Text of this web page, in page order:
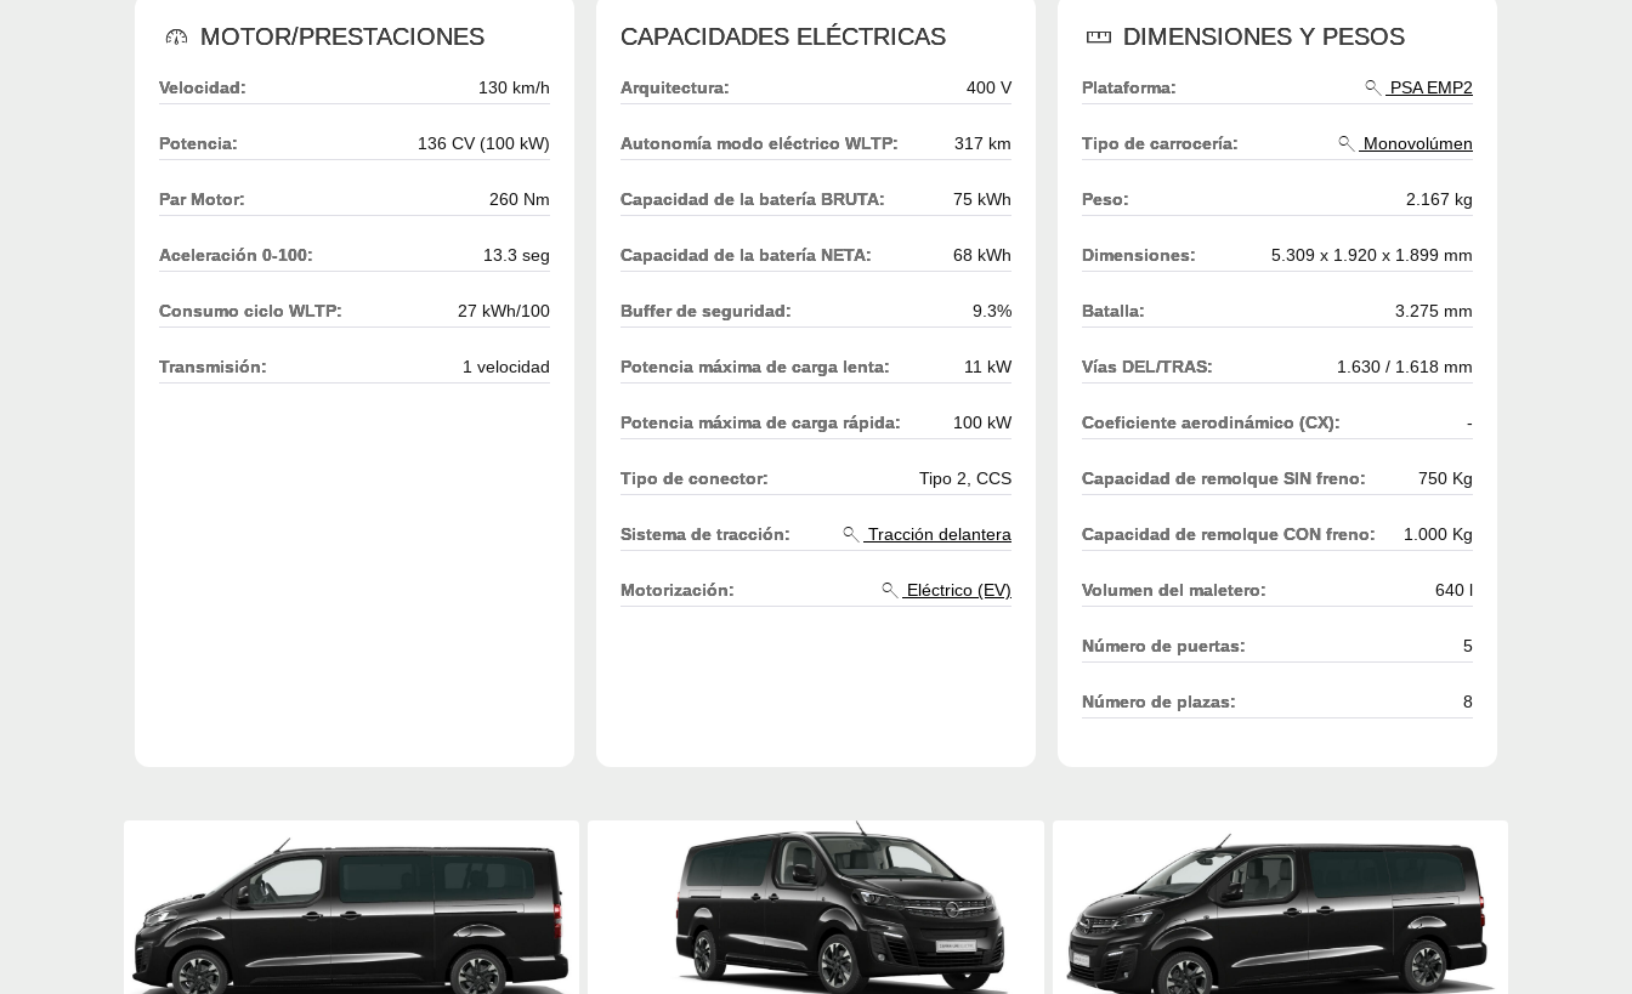
MOTOR/PRESTACIONES
Velocidad: 130 km/h
Potencia: 136 CV (100 kW)
Par Motor: 260 Nm
Aceleración 0-100: 13.3 seg
Consumo ciclo WLTP: 27 kWh/100
Transmisión: 1 velocidad
CAPACIDADES ELÉCTRICAS
Arquitectura: 400 V
Autonomía modo eléctrico WLTP: 317 km
Capacidad de la batería BRUTA: 75 kWh
Capacidad de la batería NETA: 68 kWh
Buffer de seguridad: 9.3%
Potencia máxima de carga lenta: 11 kW
Potencia máxima de carga rápida: 100 kW
Tipo de conector: Tipo 2, CCS
Sistema de tracción: Tracción delantera
Motorización: Eléctrico (EV)
DIMENSIONES Y PESOS
Plataforma: PSA EMP2
Tipo de carrocería: Monovolúmen
Peso: 2.167 kg
Dimensiones: 5.309 x 1.920 x 1.899 mm
Batalla: 3.275 mm
Vías DEL/TRAS: 1.630 / 1.618 mm
Coeficiente aerodinámico (CX): -
Capacidad de remolque SIN freno: 750 Kg
Capacidad de remolque CON freno: 1.000 Kg
Volumen del maletero: 640 l
Número de puertas: 5
Número de plazas: 8